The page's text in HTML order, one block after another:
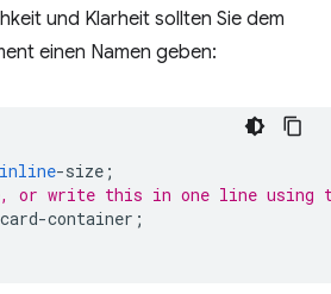
und Klarheit sollten Sie dem
einen Namen geben:
inline-size ;
or write this in one line using
card-container ;